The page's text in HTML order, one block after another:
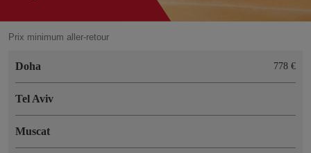
Prix minimum aller-retour
Doha 778 €
Tel Aviv
Muscat